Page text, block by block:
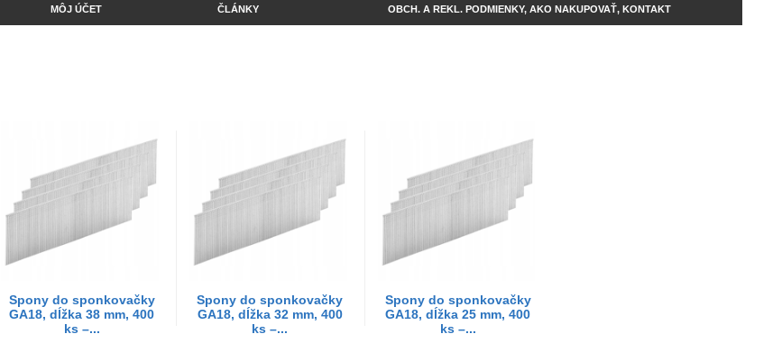
MÔJ ÚČET ČLÁNKY OBCH. A REKL. PODMIENKY, AKO NAKUPOVAŤ, KONTAKT
Spony do sponkovačky
GA18, dĺžka 38 mm, 400
ks –...
Spony do sponkovačky
GA18, dĺžka 32 mm, 400
ks –...
Spony do sponkovačky
GA18, dĺžka 25 mm, 400
ks –...